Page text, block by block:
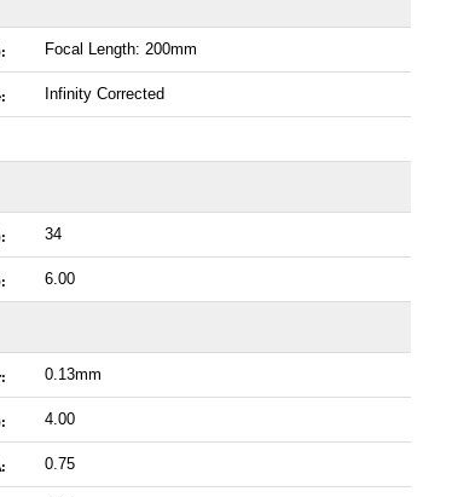
Focal Length: 200mm
Infinity Corrected
34
6.00
0.13mm
4.00
0.75